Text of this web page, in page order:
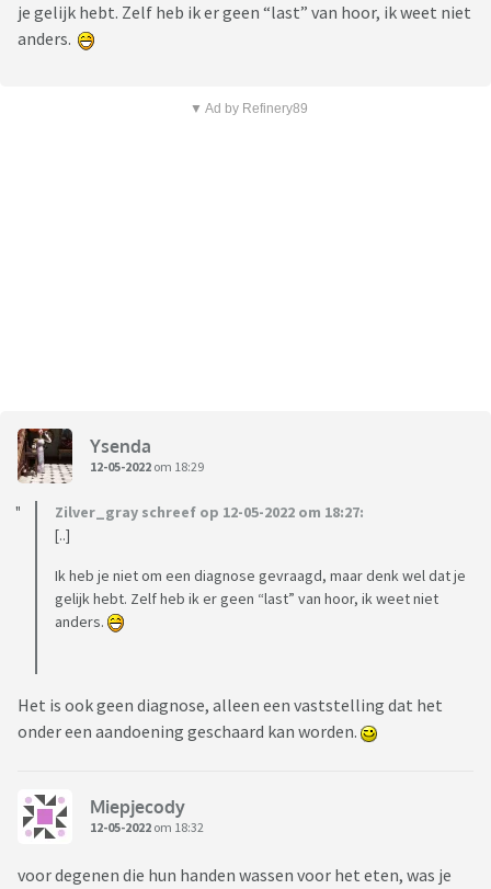
je gelijk hebt. Zelf heb ik er geen “last” van hoor, ik weet niet
anders.
▼ Ad by Refinery89
Ysenda
12-05-2022 om 18:29
Zilver_gray schreef op 12-05-2022 om 18:27:
[..]
Ik heb je niet om een diagnose gevraagd, maar denk wel dat je
gelijk hebt. Zelf heb ik er geen “last” van hoor, ik weet niet
anders.
Het is ook geen diagnose, alleen een vaststelling dat het
onder een aandoening geschaard kan worden.
Miepjecody
12-05-2022 om 18:32
voor degenen die hun handen wassen voor het eten, was je